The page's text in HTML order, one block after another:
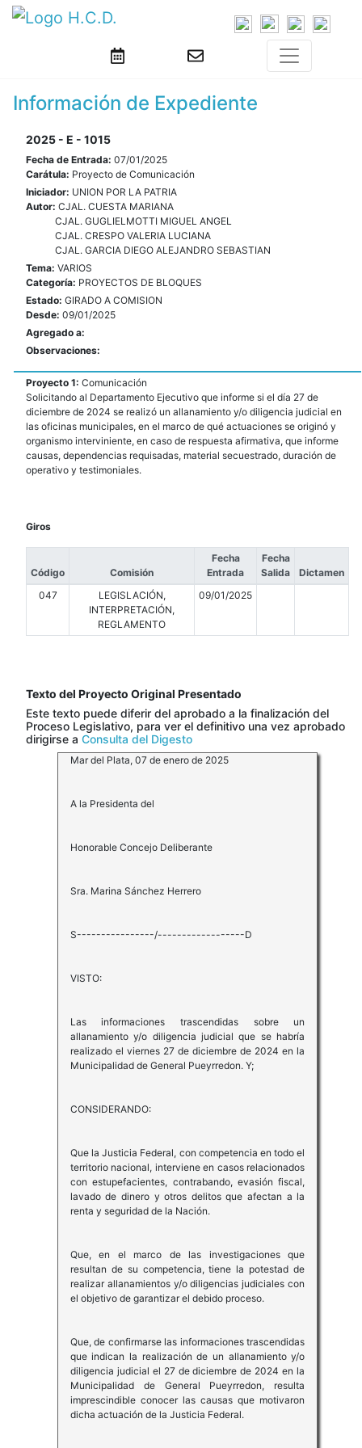
Información de Expediente
2025 - E - 1015
Fecha de Entrada: 07/01/2025
Carátula: Proyecto de Comunicación
Iniciador: UNION POR LA PATRIA
Autor: CJAL. CUESTA MARIANA
CJAL. GUGLIELMOTTI MIGUEL ANGEL
CJAL. CRESPO VALERIA LUCIANA
CJAL. GARCIA DIEGO ALEJANDRO SEBASTIAN
Tema: VARIOS
Categoría: PROYECTOS DE BLOQUES
Estado: GIRADO A COMISION
Desde: 09/01/2025
Agregado a:
Observaciones:
Proyecto 1: Comunicación
Solicitando al Departamento Ejecutivo que informe si el día 27 de
diciembre de 2024 se realizó un allanamiento y/o diligencia judicial en
las oficinas municipales, en el marco de qué actuaciones se originó y
organismo interviniente, en caso de respuesta afirmativa, que informe
causas, dependencias requisadas, material secuestrado, duración de
operativo y testimoniales.
Giros
Código Comisión
Fecha
Entrada
Fecha
Salida
Dictamen
047
LEGISLACIÓN,
INTERPRETACIÓN,
REGLAMENTO
09/01/2025
Texto del Proyecto Original Presentado
Este texto puede diferir del aprobado a la finalización del
Proceso Legislativo, para ver el definitivo una vez aprobado
dirigirse a Consulta del Digesto
Mar del Plata, 07 de enero de 2025
A la Presidenta del
Honorable Concejo Deliberante
Sra. Marina Sánchez Herrero
S----------------/------------------D
VISTO:
Las informaciones trascendidas sobre un
allanamiento y/o diligencia judicial que se habría
realizado el viernes 27 de diciembre de 2024 en la
Municipalidad de General Pueyrredon. Y;
CONSIDERANDO:
Que la Justicia Federal, con competencia en todo el
territorio nacional, interviene en casos relacionados
con estupefacientes, contrabando, evasión fiscal,
lavado de dinero y otros delitos que afectan a la
renta y seguridad de la Nación.
Que, en el marco de las investigaciones que
resultan de su competencia, tiene la potestad de
realizar allanamientos y/o diligencias judiciales con
el objetivo de garantizar el debido proceso.
Que, de confirmarse las informaciones trascendidas
que indican la realización de un allanamiento y/o
diligencia judicial el 27 de diciembre de 2024 en la
Municipalidad de General Pueyrredon, resulta
imprescindible conocer las causas que motivaron
dicha actuación de la Justicia Federal.